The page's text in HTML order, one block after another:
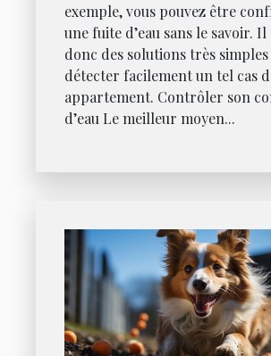
exemple, vous pouvez être
une fuite d’eau sans le savoir. Il
donc des solutions très
détecter facilement un tel cas
appartement. Contrôler son
d’eau Le meilleur moyen...